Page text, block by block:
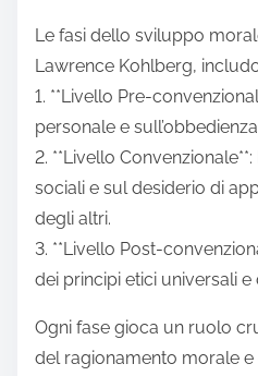
Le fasi dello sviluppo
Lawrence Kohlberg,
1. **Livello Pre-
personale e
2. **Livello
sociali e sul desiderio di
degli altri.
3. **Livello Post-
dei principi etici universali e
Ogni fase gioca un ruolo
del ragionamento morale